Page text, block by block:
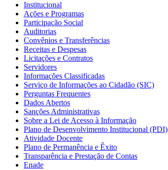
Institucional
Ações e Programas
Participação Social
Auditorias
Convênios e Transferências
Receitas e Despesas
Licitações e Contratos
Servidores
Informações Classificadas
Serviço de Informações ao Cidadão (SIC)
Perguntas Frequentes
Dados Abertos
Sanções Administrativas
Sobre a Lei de Acesso à Informação
Plano de Desenvolvimento Institucional (PDI)
Atividade Docente
Plano de Permanência e Êxito
Transparência e Prestação de Contas
Enade